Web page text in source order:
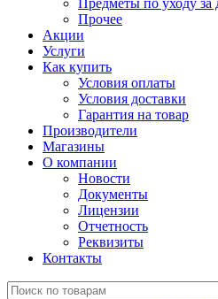
Предметы по уходу
Прочее
Акции
Услуги
Как купить
Условия оплаты
Условия доставки
Гарантия на товар
Производители
Магазины
О компании
Новости
Документы
Лицензии
Отчетность
Реквизиты
Контакты